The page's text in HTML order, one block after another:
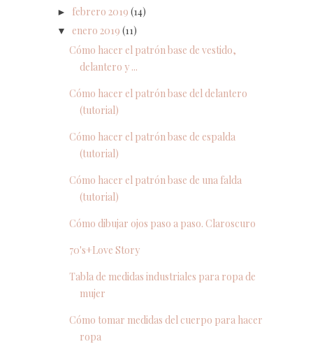
► febrero 2019 (14)
▼ enero 2019 (11)
Cómo hacer el patrón base de vestido,
delantero y ...
Cómo hacer el patrón base del delantero
(tutorial)
Cómo hacer el patrón base de espalda
(tutorial)
Cómo hacer el patrón base de una falda
(tutorial)
Cómo dibujar ojos paso a paso. Claroscuro
70's+Love Story
Tabla de medidas industriales para ropa de
mujer
Cómo tomar medidas del cuerpo para hacer
ropa